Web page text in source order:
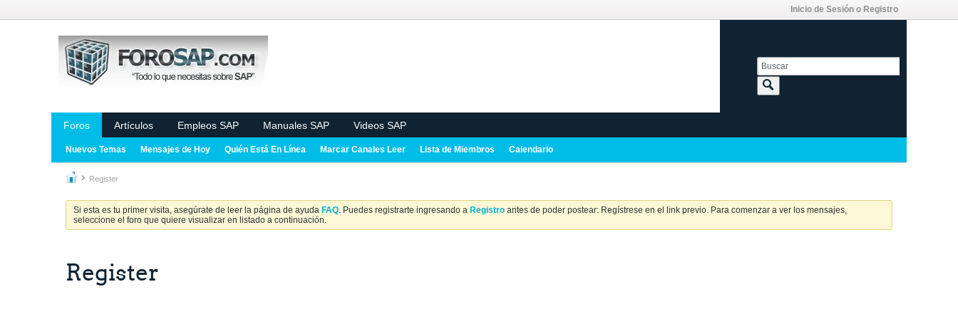
Inicio de Sesión o Registro
Foros Artículos Empleos SAP Manuales SAP Videos SAP
Nuevos Temas Mensajes de Hoy Quién Está En Línea Marcar Canales Leer Lista de Miembros Calendario
Register
Si esta es tu primer visita, asegúrate de leer la página de ayuda FAQ. Puedes registrarte ingresando a Registro antes de poder postear: Regístrese en el link previo. Para comenzar a ver los mensajes,
seleccione el foro que quiere visualizar en listado a continuación.
Register